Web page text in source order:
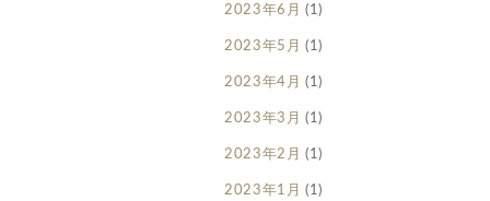
2023年6月 (1)
2023年5月 (1)
2023年4月 (1)
2023年3月 (1)
2023年2月 (1)
2023年1月 (1)